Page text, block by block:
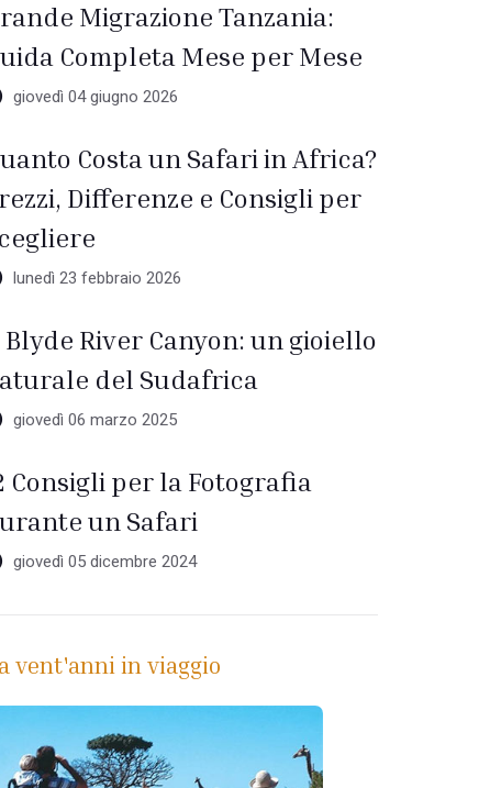
Migrazione Tanzania:
Completa Mese per Mese
giovedì 04 giugno 2026
Costa un Safari in Africa?
Differenze e Consigli per
lunedì 23 febbraio 2026
River Canyon: un gioiello
del Sudafrica
giovedì 06 marzo 2025
Consigli per la Fotografia
un Safari
giovedì 05 dicembre 2024
vent'anni in viaggio